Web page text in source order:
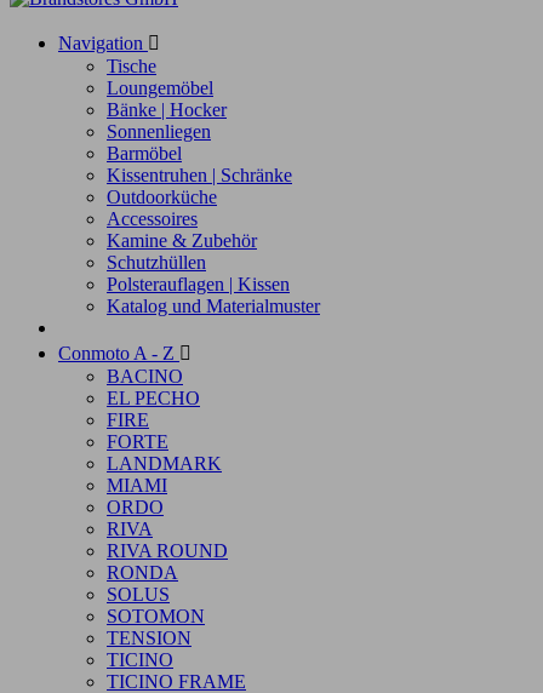
Navigation 
Tische
Loungemöbel
Bänke | Hocker
Sonnenliegen
Barmöbel
Kissentruhen | Schränke
Outdoorküche
Accessoires
Kamine & Zubehör
Schutzhüllen
Polsterauflagen | Kissen
Katalog und Materialmuster
Conmoto A - Z 
BACINO
EL PECHO
FIRE
FORTE
LANDMARK
MIAMI
ORDO
RIVA
RIVA ROUND
RONDA
SOLUS
SOTOMON
TENSION
TICINO
TICINO FRAME